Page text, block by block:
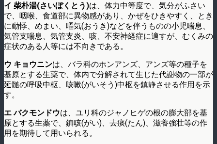
イ 柴朴湯(さいぼくとう)は、体力中等度で、気分がふさい
で、咽喉、食道部に異物感があり、かぜをひきやすく、とき
に動悸、めまい、嘔気(おうき)などを伴うものの小児喘息、
気管支喘息、気管支炎、咳、不安神経症に適すが、むくみの
症状のある人等には不向きである。
ウ キョウニンは、バラ科のホンアンズ、アンズ等の種子を
基原とする生薬で、体内で分解されて生じた代謝物の一部が
延髄の呼吸中枢、咳嗽(がいそう)中枢を鎮静させる作用を示
す。
エ バクモンドウは、ユリ科のジャノヒゲの根の膨大部を基
原とする生薬で、鎮咳(がい)、去痰(たん)、滋養強壮等の作
用を期待して用いられる。